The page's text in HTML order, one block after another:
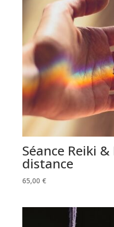
Séance Reiki
distance
65,00 €